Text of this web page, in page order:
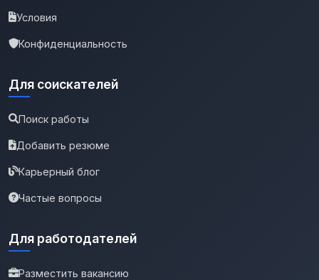
Условия
Конфиденциальность
Для соискателей
Поиск работы
Добавить резюме
Карьерный блог
Частые вопросы
Для работодателей
Разместить вакансию